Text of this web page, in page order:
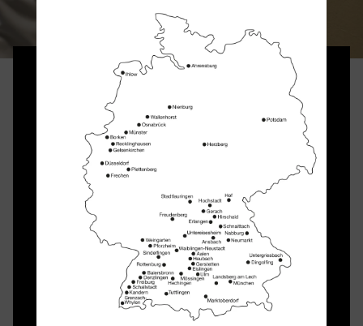
Ma­ler, Put­zer &
Flie­sen­le­ger
Verputzen, spachteln, streichen: Ihr
Farbkonzept geht nur auf, wenn es
makellos verwirklicht wird. Wand- und
Bodenfliesen prägen Stil und Charakter
Ihrer Räume. Neben der sorgfältigen
Auswahl des Materials ist dessen
akribische Verlegung unerlässlich.